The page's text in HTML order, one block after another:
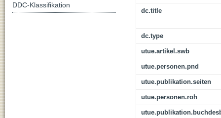
dc.title
dc.type
utue.artikel.swb
utue.personen.pnd
utue.publikation.seiten
utue.personen.roh
DDC-Klassifikation